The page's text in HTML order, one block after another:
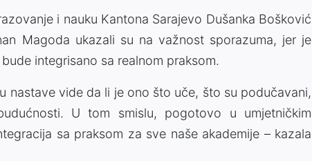
i nauku Kantona Sarajevo Dušanka Bošković
Magoda ukazali su na važnost sporazuma, jer je
integrisano sa realnom praksom.
nastave vide da li je ono što uče, što su podučavani,
U tom smislu, pogotovo u umjetničkim
sa praksom za sve naše akademije – kazala